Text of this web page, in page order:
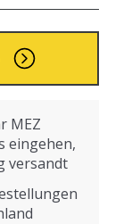
MEZ
eingehen,
versandt